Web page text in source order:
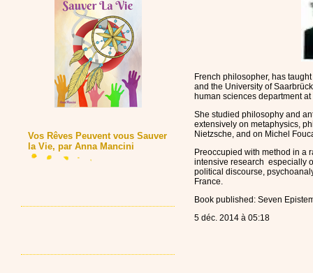
Vos Rêves Peuvent vous Sauver
la Vie, par Anna Mancini
French philosopher, has
and the University of
human sciences department
She studied philosophy and
extensively on metaphysics,
Nietzsche, and on Michel
Preoccupied with method in a
intensive research especially
political discourse,
France.
Book published: Seven
5 déc. 2014 à 05:18